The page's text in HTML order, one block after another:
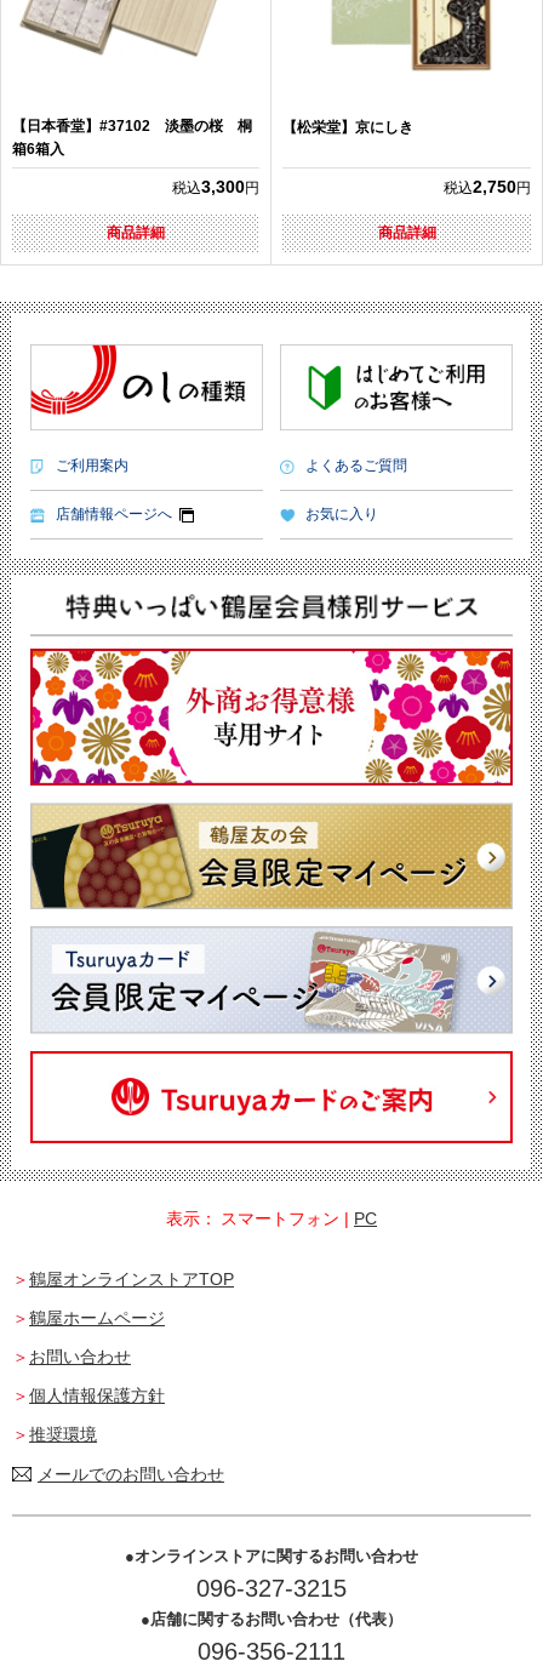
【日本香堂】#37102 淡墨の桜 桐
箱6箱入
税込3,300円
商品詳細
【松栄堂】京にしき
税込2,750円
商品詳細
ご利用案内 よくあるご質問
店舗情報ページへ お気に入り
表示： スマートフォン | PC
鶴屋オンラインストアTOP
鶴屋ホームページ
お問い合わせ
個人情報保護方針
推奨環境
メールでのお問い合わせ
オンラインストアに関するお問い合わせ
096-327-3215
店舗に関するお問い合わせ（代表）
096-356-2111